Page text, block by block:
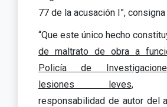
77 de la acusación I”,
“Que este único hecho
de maltrato de obra a
Policía de
lesiones leves,
responsabilidad de autor del